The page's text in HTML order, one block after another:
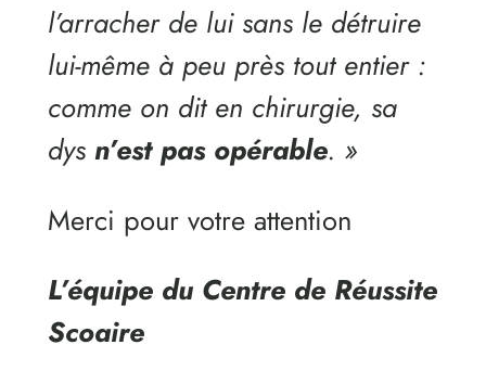
l’arracher de lui sans le détruire
lui-même à peu près tout entier :
comme on dit en chirurgie, sa
dys n’est pas opérable. »
Merci pour votre attention
L’équipe du Centre de Réussite
Scoaire